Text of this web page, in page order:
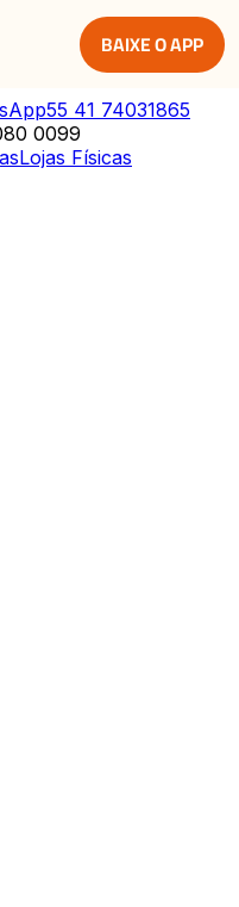
BAIXE O APP
55 41 74031865
0099
Lojas Físicas